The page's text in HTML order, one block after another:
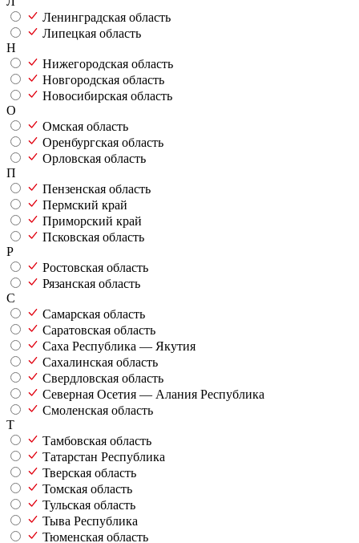
Ленинградская область
Липецкая область
Н
Нижегородская область
Новгородская область
Новосибирская область
О
Омская область
Оренбургская область
Орловская область
П
Пензенская область
Пермский край
Приморский край
Псковская область
Р
Ростовская область
Рязанская область
С
Самарская область
Саратовская область
Саха Республика — Якутия
Сахалинская область
Свердловская область
Северная Осетия — Алания Республика
Смоленская область
Т
Тамбовская область
Татарстан Республика
Тверская область
Томская область
Тульская область
Тыва Республика
Тюменская область